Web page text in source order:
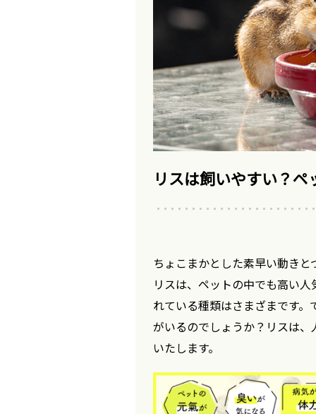
リスは飼いやすい？
ちょこまかとした素早い動き
リスは、ペットの中でも高い
れている種類はさまざまです
がいるのでしょうか？リスは
いたします。